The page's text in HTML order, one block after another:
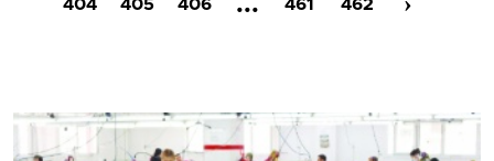
404 405 406 461 462